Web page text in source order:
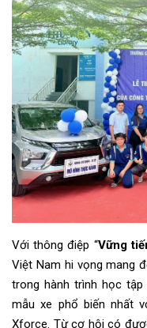
Với thông điệp “Vững
Việt Nam hi vọng mang
trong hành trình học
mẫu xe phổ biến nhất
Xforce. Từ cơ hội có